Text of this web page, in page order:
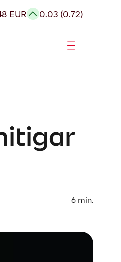
EUR 0.03 (0.72)
6 min.